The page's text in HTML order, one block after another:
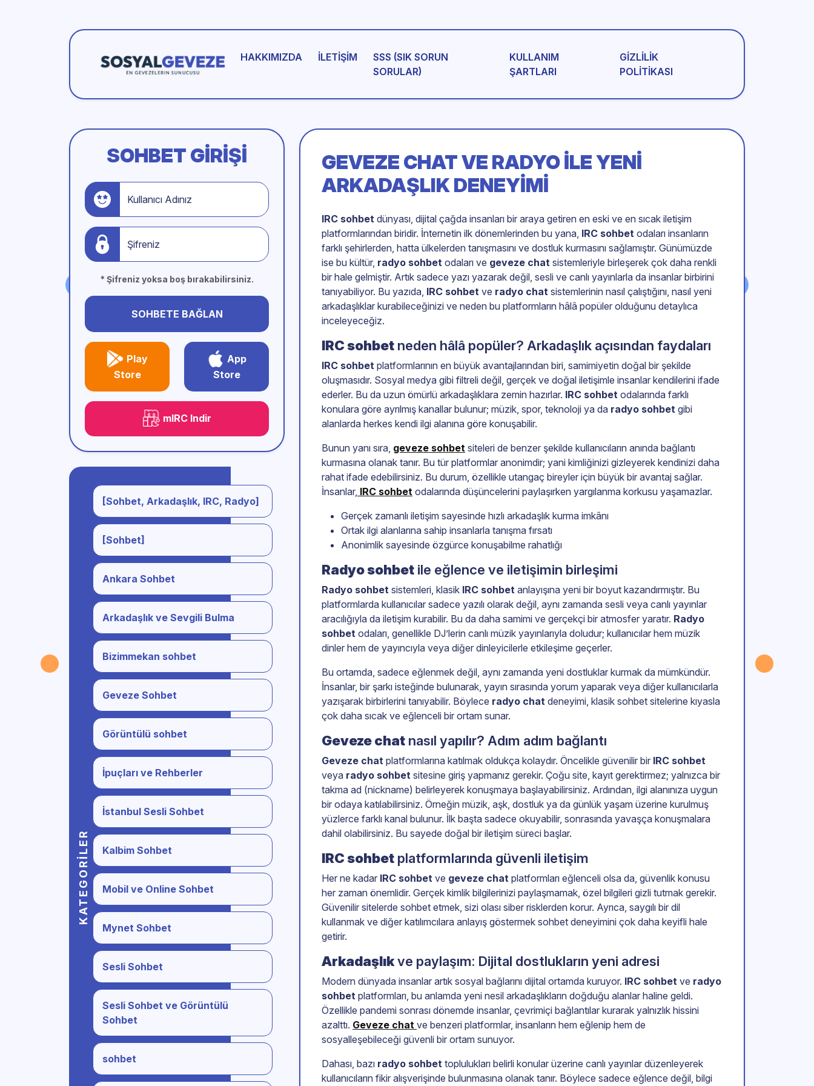
HAKKIMIZDA İLETIŞIM
SSS (SIK SORUN
SORULAR)
KULLANIM
ŞARTLARI
GIZLILIK
POLITIKASI
SOHBET GIRIŞI
Kullanıcı Adınız
Şifreniz
* Şifreniz yoksa boş bırakabilirsiniz.
SOHBETE BAĞLAN
Play
Store
App
Store
mIRC Indir
KATEGORILER
[Sohbet, Arkadaşlık, IRC, Radyo]
[Sohbet]
Ankara Sohbet
Arkadaşlık ve Sevgili Bulma
Bizimmekan sohbet
Geveze Sohbet
Görüntülü sohbet
İpuçları ve Rehberler
İstanbul Sesli Sohbet
Kalbim Sohbet
Mobil ve Online Sohbet
Mynet Sohbet
Sesli Sohbet
Sesli Sohbet ve Görüntülü
Sohbet
sohbet
GEVEZE CHATVE RADYO ILE YENI
ARKADAŞLIK DENEYIMI
IRC sohbet dünyası, dijital çağda insanları bir araya getiren en eski ve en sıcak iletişim
platformlarından biridir. İnternetin ilk dönemlerinden bu yana, IRC sohbet odaları insanların
farklı şehirlerden, hatta ülkelerden tanışmasını ve dostluk kurmasını sağlamıştır. Günümüzde
ise bu kültür, radyo sohbet odaları ve geveze chat sistemleriyle birleşerek çok daha renkli
bir hale gelmiştir. Artık sadece yazı yazarak değil, sesli ve canlı yayınlarla da insanlar birbirini
tanıyabiliyor. Bu yazıda, IRC sohbet ve radyo chat sistemlerinin nasıl çalıştığını, nasıl yeni
arkadaşlıklar kurabileceğinizi ve neden bu platformların hâlâ popüler olduğunu detaylıca
inceleyeceğiz.
IRC sohbet neden hâlâ popüler? Arkadaşlık açısından faydaları
IRC sohbet platformlarının en büyük avantajlarından biri, samimiyetin doğal bir şekilde
oluşmasıdır. Sosyal medya gibi filtreli değil, gerçek ve doğal iletişimle insanlar kendilerini ifade
ederler. Bu da uzun ömürlü arkadaşlıklara zemin hazırlar. IRC sohbet odalarında farklı
konulara göre ayrılmış kanallar bulunur; müzik, spor, teknoloji ya da radyo sohbet gibi
alanlarda herkes kendi ilgi alanına göre konuşabilir.
Bunun yanı sıra, geveze sohbet siteleri de benzer şekilde kullanıcıların anında bağlantı
kurmasına olanak tanır. Bu tür platformlar anonimdir; yani kimliğinizi gizleyerek kendinizi daha
rahat ifade edebilirsiniz. Bu durum, özellikle utangaç bireyler için büyük bir avantaj sağlar.
İnsanlar, IRC sohbet odalarında düşüncelerini paylaşırken yargılanma korkusu yaşamazlar.
Gerçek zamanlı iletişim sayesinde hızlı arkadaşlık kurma imkânı
Ortak ilgi alanlarına sahip insanlarla tanışma fırsatı
Anonimlik sayesinde özgürce konuşabilme rahatlığı
Radyo sohbet ile eğlence ve iletişimin birleşimi
Radyo sohbet sistemleri, klasik IRC sohbet anlayışına yeni bir boyut kazandırmıştır. Bu
platformlarda kullanıcılar sadece yazılı olarak değil, aynı zamanda sesli veya canlı yayınlar
aracılığıyla da iletişim kurabilir. Bu da daha samimi ve gerçekçi bir atmosfer yaratır. Radyo
sohbet odaları, genellikle DJ’lerin canlı müzik yayınlarıyla doludur; kullanıcılar hem müzik
dinler hem de yayıncıyla veya diğer dinleyicilerle etkileşime geçerler.
Bu ortamda, sadece eğlenmek değil, aynı zamanda yeni dostluklar kurmak da mümkündür.
İnsanlar, bir şarkı isteğinde bulunarak, yayın sırasında yorum yaparak veya diğer kullanıcılarla
yazışarak birbirlerini tanıyabilir. Böylece radyo chat deneyimi, klasik sohbet sitelerine kıyasla
çok daha sıcak ve eğlenceli bir ortam sunar.
Geveze chat nasıl yapılır? Adım adım bağlantı
Geveze chat platformlarına katılmak oldukça kolaydır. Öncelikle güvenilir bir IRC sohbet
veya radyo sohbet sitesine giriş yapmanız gerekir. Çoğu site, kayıt gerektirmez; yalnızca bir
takma ad (nickname) belirleyerek konuşmaya başlayabilirsiniz. Ardından, ilgi alanınıza uygun
bir odaya katılabilirsiniz. Örneğin müzik, aşk, dostluk ya da günlük yaşam üzerine kurulmuş
yüzlerce farklı kanal bulunur. İlk başta sadece okuyabilir, sonrasında yavaşça konuşmalara
dahil olabilirsiniz. Bu sayede doğal bir iletişim süreci başlar.
IRC sohbet platformlarında güvenli iletişim
Her ne kadar IRC sohbet ve geveze chat platformları eğlenceli olsa da, güvenlik konusu
her zaman önemlidir. Gerçek kimlik bilgilerinizi paylaşmamak, özel bilgileri gizli tutmak gerekir.
Güvenilir sitelerde sohbet etmek, sizi olası siber risklerden korur. Ayrıca, saygılı bir dil
kullanmak ve diğer katılımcılara anlayış göstermek sohbet deneyimini çok daha keyifli hale
getirir.
Arkadaşlıkve paylaşım: Dijital dostlukların yeni adresi
Modern dünyada insanlar artık sosyal bağlarını dijital ortamda kuruyor. IRC sohbet ve radyo
sohbet platformları, bu anlamda yeni nesil arkadaşlıkların doğduğu alanlar haline geldi.
Özellikle pandemi sonrası dönemde insanlar, çevrimiçi bağlantılar kurarak yalnızlık hissini
azalttı. Geveze chat ve benzeri platformlar, insanların hem eğlenip hem de
sosyalleşebileceği güvenli bir ortam sunuyor.
Dahası, bazı radyo sohbet toplulukları belirli konular üzerine canlı yayınlar düzenleyerek
kullanıcıların fikir alışverişinde bulunmasına olanak tanır. Böylece sadece eğlence değil, bilgi